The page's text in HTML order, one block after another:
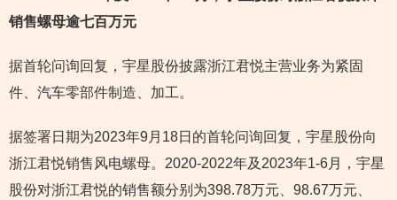
销售螺母逾七百万元
据首轮问询回复，宇星股份披露浙江君悦主营业务为紧固
件、汽车零部件制造、加工。
据签署日期为2023年9月18日的首轮问询回复，宇星股份向
浙江君悦销售风电螺母。2020-2022年及2023年1-6月，宇星
股份对浙江君悦的销售额分别为398.78万元、98.67万元、